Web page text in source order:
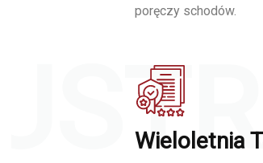
poręczy schodów.
Wieloletnia